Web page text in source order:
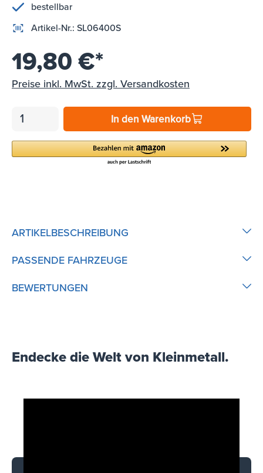
bestellbar
Artikel-Nr.: SL06400S
19,80 €*
Preise inkl. MwSt. zzgl. Versandkosten
In den Warenkorb
ARTIKELBESCHREIBUNG
PASSENDE FAHRZEUGE
BEWERTUNGEN
Endecke die Welt von Kleinmetall.